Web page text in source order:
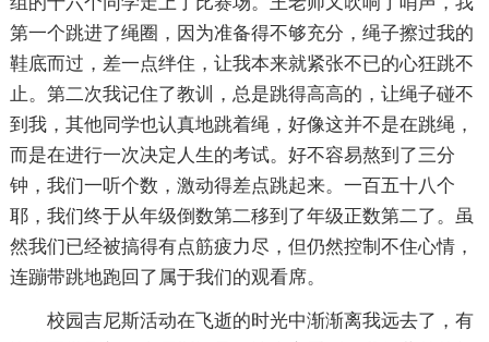
第一个跳进了绳圈，因为准备得不够充分，绳子擦过我的
鞋底而过，差一点绊住，让我本来就紧张不已的心狂跳不
止。第二次我记住了教训，总是跳得高高的，让绳子碰不
到我，其他同学也认真地跳着绳，好像这并不是在跳绳，
而是在进行一次决定人生的考试。好不容易熬到了三分
钟，我们一听个数，激动得差点跳起来。一百五十八个
耶，我们终于从年级倒数第二移到了年级正数第二了。虽
然我们已经被搞得有点筋疲力尽，但仍然控制不住心情，
连蹦带跳地跑回了属于我们的观看席。
校园吉尼斯活动在飞逝的时光中渐渐离我远去了，有